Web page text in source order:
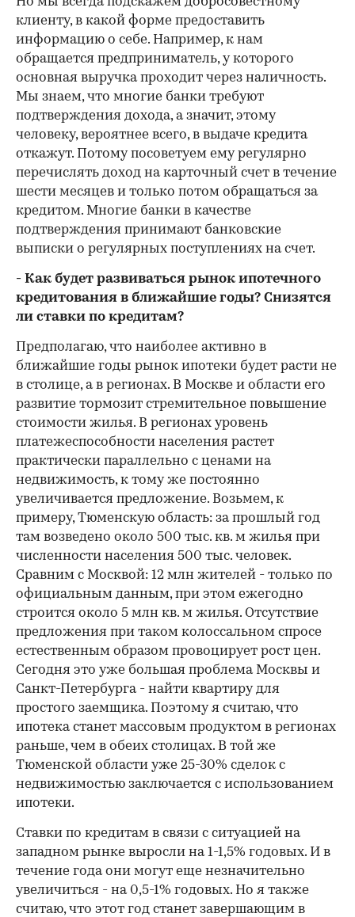
клиенту, в какой форме предоставить
информацию о себе. Например, к нам
обращается предприниматель, у которого
основная выручка проходит через наличность.
Мы знаем, что многие банки требуют
подтверждения дохода, а значит, этому
человеку, вероятнее всего, в выдаче кредита
откажут. Потому посоветуем ему регулярно
перечислять доход на карточный счет в течение
шести месяцев и только потом обращаться за
кредитом. Многие банки в качестве
подтверждения принимают банковские
выписки о регулярных поступлениях на счет.
- Как будет развиваться рынок ипотечного
кредитования в ближайшие годы? Снизятся
ли ставки по кредитам?
Предполагаю, что наиболее активно в
ближайшие годы рынок ипотеки будет расти не
в столице, а в регионах. В Москве и области его
развитие тормозит стремительное повышение
стоимости жилья. В регионах уровень
платежеспособности населения растет
практически параллельно с ценами на
недвижимость, к тому же постоянно
увеличивается предложение. Возьмем, к
примеру, Тюменскую область: за прошлый год
там возведено около 500 тыс. кв. м жилья при
численности населения 500 тыс. человек.
Сравним с Москвой: 12 млн жителей - только по
официальным данным, при этом ежегодно
строится около 5 млн кв. м жилья. Отсутствие
предложения при таком колоссальном спросе
естественным образом провоцирует рост цен.
Сегодня это уже большая проблема Москвы и
Санкт-Петербурга - найти квартиру для
простого заемщика. Поэтому я считаю, что
ипотека станет массовым продуктом в регионах
раньше, чем в обеих столицах. В той же
Тюменской области уже 25-30% сделок с
недвижимостью заключается с использованием
ипотеки.
Ставки по кредитам в связи с ситуацией на
западном рынке выросли на 1-1,5% годовых. И в
течение года они могут еще незначительно
увеличиться - на 0,5-1% годовых. Но я также
считаю, что этот год станет завершающим в